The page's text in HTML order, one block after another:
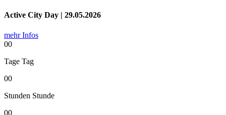
Active City Day | 29.05.2026
mehr Infos
00
Tage Tag
00
Stunden Stunde
00